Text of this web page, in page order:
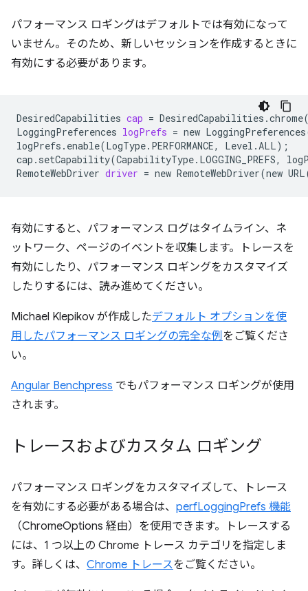
パフォーマンス ロギングはデフォルトでは有効になって
いません。そのため、新しいセッションを作成するときに
有効にする必要があります。
DesiredCapabilities cap = DesiredCapabilities.chrome
LoggingPreferences logPrefs = new LoggingPreferences
logPrefs.enable(LogType.PERFORMANCE, Level.ALL) ;
cap.setCapability(CapabilityType.LOGGING_PREFS,
RemoteWebDriver driver = new RemoteWebDriver(new URL
有効にすると、パフォーマンス ログはタイムライン、ネ
ットワーク、ページのイベントを収集します。トレースを
有効にしたり、パフォーマンス ロギングをカスタマイズ
したりするには、読み進めてください。
Michael Klepikov が作成したデフォルト オプションを使
用したパフォーマンス ロギングの完全な例をご覧くださ
い。
Angular Benchpress でもパフォーマンス ロギングが使用
されます。
トレースおよびカスタム ロギング
パフォーマンス ロギングをカスタマイズして、トレース
を有効にする必要がある場合は、 perfLoggingPrefs 機能
（ChromeOptions 経由）を使用できます。トレースする
には、1 つ以上の Chrome トレース カテゴリを指定しま
す。詳しくは、 Chrome トレースをご覧ください。